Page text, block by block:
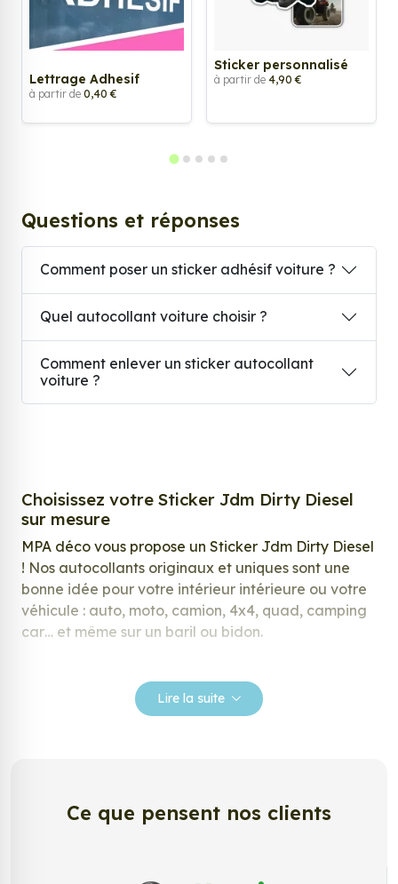
Lettrage Adhesif
à partir de 0,40 €
Sticker personnalisé
à partir de 4,90 €
Questions et réponses
Comment poser un sticker adhésif voiture ?
Quel autocollant voiture choisir ?
Comment enlever un sticker autocollant
voiture ?
Choisissez votre Sticker Jdm Dirty Diesel
sur mesure
MPA déco vous propose un Sticker Jdm Dirty Diesel
! Nos autocollants originaux et uniques sont une
bonne idée pour votre intérieur intérieure ou votre
véhicule : auto, moto, camion, 4x4, quad, camping
car… et même sur un baril ou bidon.
répondre à vos attentes, laissez vous inspirer parmi
notre large gamme de stickers.
solution ! Les stickers muraux Sticker Jdm Dirty
Lire la suite
Ce que pensent nos clients